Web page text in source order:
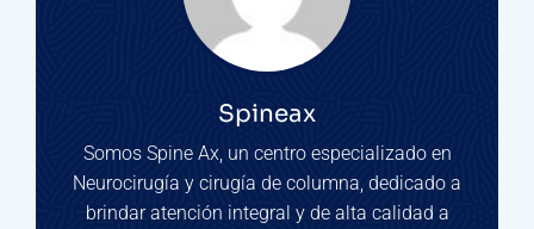
Spineax
Somos Spine Ax, un centro especializado en
Neurocirugía y cirugía de columna, dedicado a
brindar atención integral y de alta calidad a